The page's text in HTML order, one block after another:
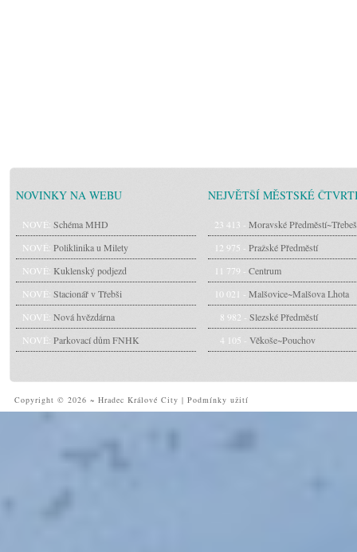
NOVINKY NA WEBU
NOVÉ: Schéma MHD
NOVÉ: Poliklinika u Milety
NOVÉ: Kuklenský podjezd
NOVÉ: Stacionář v Třebši
NOVÉ: Nová hvězdárna
NOVÉ: Parkovací dům FNHK
NEJVĚTŠÍ MĚSTSKÉ
23 413 - Moravské Předměstí~Třebeš
12 975 - Pražské Předměstí
11 779 - Centrum
10 021 - Malšovice~Malšova Lhota
8 982 - Slezské Předměstí
4 105 - Věkoše~Pouchov
Copyright © 2026 ~ Hradec Králové City | Podmínky užití